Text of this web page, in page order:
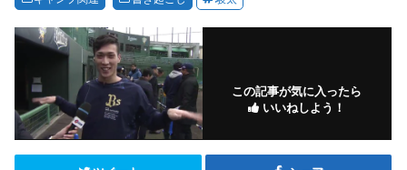
この記事が気に入ったら
いいねしよう！